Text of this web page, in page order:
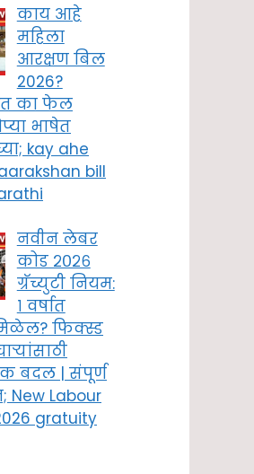
काय आहे
महिला
आरक्षण बिल
2026?
का फेल
भाषेत
kay ahe
bill
नवीन लेबर
कोड २०२६
ग्रॅच्युटी नियम:
१ वर्षात
फिक्स्ड
बदल | संपूर्ण
New Labour
gratuity